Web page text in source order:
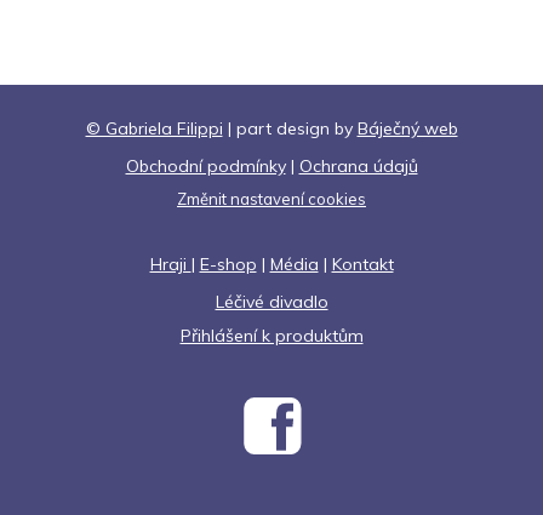
© Gabriela Filippi | part design by Báječný web
Obchodní podmínky| Ochrana údajů
Změnit nastavení cookies
Hraji | E-shop | Média | Kontakt
Léčivé divadlo
Přihlášení k produktům